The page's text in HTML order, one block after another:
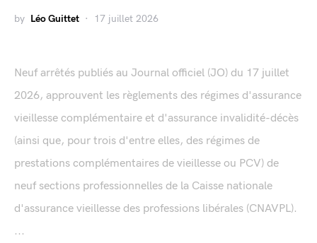
by Léo Guittet 17 juillet 2026
Neuf arrêtés publiés au Journal officiel (JO) du 17 juillet
2026, approuvent les règlements des régimes d'assurance
vieillesse complémentaire et d'assurance invalidité-décès
(ainsi que, pour trois d'entre elles, des régimes de
prestations complémentaires de vieillesse ou PCV) de
neuf sections professionnelles de la Caisse nationale
d'assurance vieillesse des professions libérales (CNAVPL).
...